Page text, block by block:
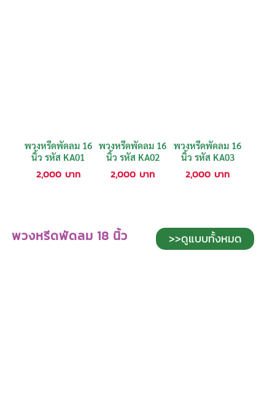
พวงหรีดพัดลม 16
นิ้ว รหัส KA01
2,000 บาท
พวงหรีดพัดลม 16
นิ้ว รหัส KA02
2,000 บาท
พวงหรีดพัดลม 16
นิ้ว รหัส KA03
2,000 บาท
พวงหรีดพัดลม 18 นิ้ว >>ดูแบบทั้งหมด